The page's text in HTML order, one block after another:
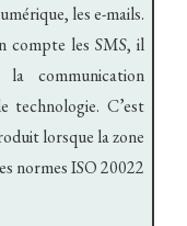
les e-mails.
compte les SMS, il
communication
technologie. C’est
lorsque la zone
normes ISO 20022